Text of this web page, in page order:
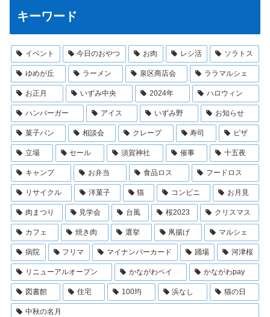
キーワード
イベント 今日のおやつ お肉 レシ活 ソラトス
ゆめが丘 ラーメン 泉区商店会 ララマルシェ
お正月 いずみ中央 2024年 ハロウィン
ハンバーガー アイス いずみ野 お知らせ
菓子パン 相談会 クレープ 寿司 ピザ
立場 セール 須賀神社 催事 十五夜
キャンプ お弁当 食品ロス フードロス
リサイクル 洋菓子 猫 コンビニ お月見
肉まつり 見学会 台風 桜2023 クリスマス
カフェ 焼き肉 選挙 凧揚げ マルシェ
病院 フリマ マイナンバーカード 踊場 河津桜
リニューアルオープン かながわペイ かながわpay
図書館 住宅 100均 浜なし 猫の日
中秋の名月